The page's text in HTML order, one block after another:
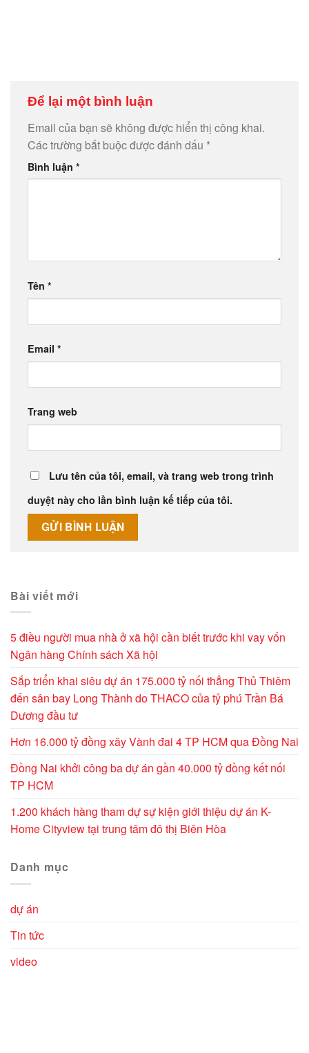
Để lại một bình luận
Email của bạn sẽ không được hiển thị công khai.
Các trường bắt buộc được đánh dấu *
Bình luận *
Tên *
Email *
Trang web
Lưu tên của tôi, email, và trang web trong trình
duyệt này cho lần bình luận kế tiếp của tôi.
Bài viết mới
5 điều người mua nhà ở xã hội cần biết trước khi vay vốn
Ngân hàng Chính sách Xã hội
Sắp triển khai siêu dự án 175.000 tỷ nối thẳng Thủ Thiêm
đến sân bay Long Thành do THACO của tỷ phú Trần Bá
Dương đầu tư
Hơn 16.000 tỷ đồng xây Vành đai 4 TP HCM qua Đồng Nai
Đồng Nai khởi công ba dự án gần 40.000 tỷ đồng kết nối
TP HCM
1.200 khách hàng tham dự sự kiện giới thiệu dự án K-
Home Cityview tại trung tâm đô thị Biên Hòa
Danh mục
dự án
Tin tức
video